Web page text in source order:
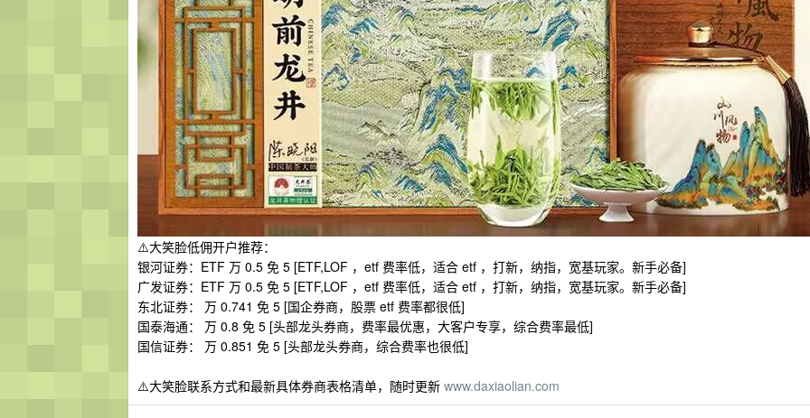
⚠️大笑脸低佣开户推荐：
银河证券：ETF 万 0.5 免 5 [ETF,LOF ，etf 费率低，适合 etf ，打新，纳指，宽基玩家。新手必备]
广发证券：ETF 万 0.5 免 5 [ETF,LOF ，etf 费率低，适合 etf ，打新，纳指，宽基玩家。新手必备]
东北证券： 万 0.741 免 5 [国企券商，股票 etf 费率都很低]
国泰海通： 万 0.8 免 5 [头部龙头券商，费率最优惠，大客户专享，综合费率最低]
国信证券： 万 0.851 免 5 [头部龙头券商，综合费率也很低]
⚠️大笑脸联系方式和最新具体券商表格清单，随时更新 www.daxiaolian.com